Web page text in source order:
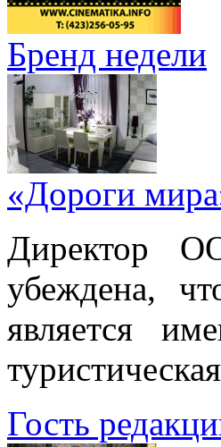
Бренд недели
«Дороги
Директор
убеждена,
является
Гость